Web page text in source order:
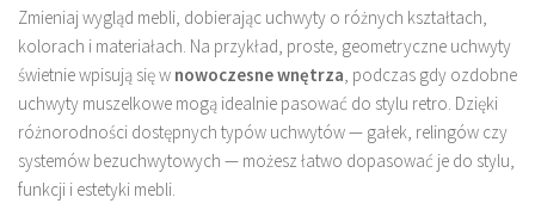
Zmieniaj wygląd mebli, dobierając uchwyty o różnych kształtach,
kolorach i materiałach. Na przykład, proste, geometryczne uchwyty
świetnie wpisują się w nowoczesne wnętrza , podczas gdy ozdobne
uchwyty muszelkowe mogą idealnie pasować do stylu retro. Dzięki
różnorodności dostępnych typów uchwytów — gałek, relingów czy
systemów bezuchwytowych — możesz łatwo dopasować je do stylu,
funkcji i estetyki mebli.